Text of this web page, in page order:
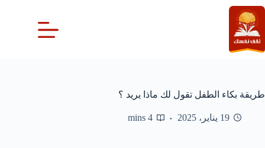
التجاوز
إلى
المحتوى
طريقة بكاء الطفل تقول لك ماذا يريد ؟
19 يناير، 2025 4 mins